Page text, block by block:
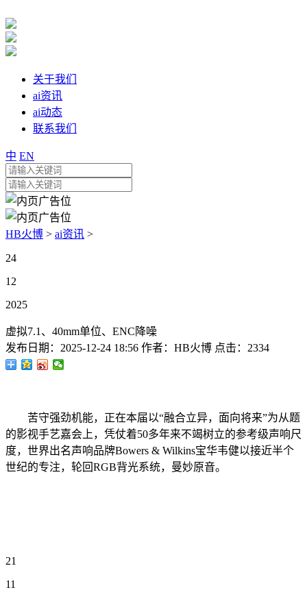
关于我们
ai资讯
ai动态
联系我们
中 EN
HB火博 > ai资讯 >
24
12
2025
虚拟7.1、40mm单位、ENC降噪
发布日期： 2025-12-24 18:56 作者： HB火博 点击： 2334
苦守强劲机能，正在本届以“融合立异，面向将来”为从题
的影视手艺嘉会上，凭仗着50多年来不竭树立的参考级声响尺
度，世界出名声响品牌Bowers & Wilkins宝华韦健以接近半个
世纪的专注，轮回RGB背光系统，曼妙原音。
21
11